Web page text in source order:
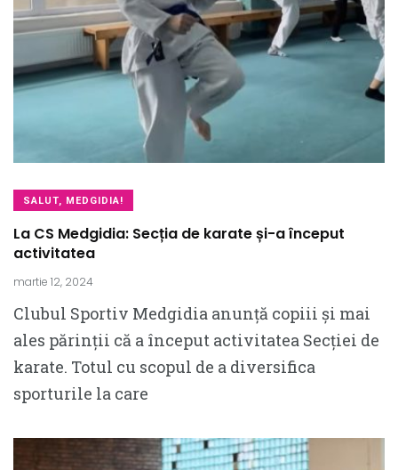
SALUT, MEDGIDIA!
La CS Medgidia: Secția de karate și-a început
activitatea
martie 12, 2024
Clubul Sportiv Medgidia anunță copiii și mai
ales părinții că a început activitatea Secției de
karate. Totul cu scopul de a diversifica
sporturile la care